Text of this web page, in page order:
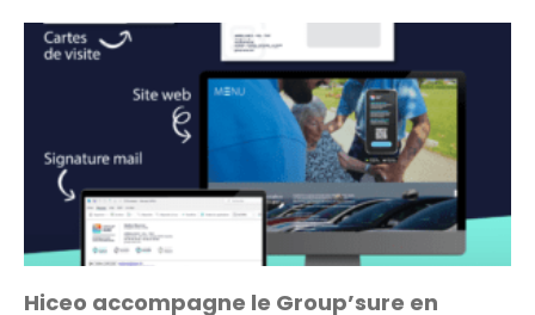
Hiceo accompagne le Group’sure en